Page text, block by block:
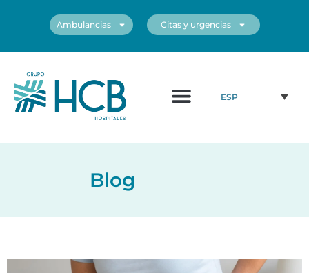
Ambulancias Citas y urgencias
ESP
Blog